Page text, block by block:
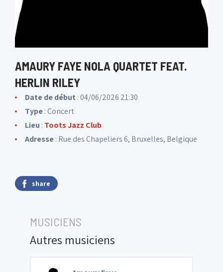
AMAURY FAYE NOLA QUARTET FEAT.
HERLIN RILEY
Date de début : 04/06/2026 21:30
Type: Concert
Lieu : Toots Jazz Club
Adresse: Rue des Chapeliers 6, Bruxelles, Belgique
share
MUSICIENS
Autres musiciens